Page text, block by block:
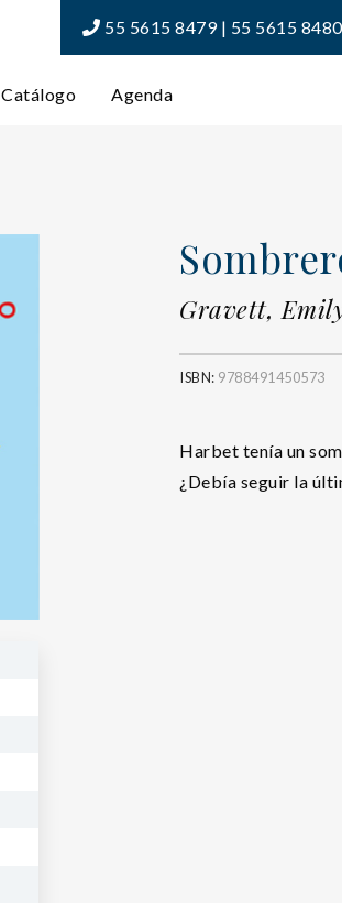
55 5615 8479 | 55 5615 8480
Catálogo Agenda
Gravett,
ISBN: 9788491450573
Harbet tenía un
¿Debía seguir la